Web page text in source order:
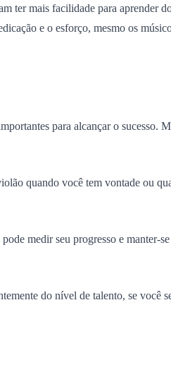
ter mais facilidade para aprender
e o esforço, mesmo os
para alcançar o sucesso.
quando você tem vontade ou
medir seu progresso e manter-
do nível de talento, se você